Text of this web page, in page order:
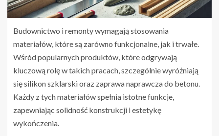
Budownictwo i remonty wymagają stosowania
materiałów, które są zarówno funkcjonalne, jak i trwałe.
Wśród popularnych produktów, które odgrywają
kluczową rolę w takich pracach, szczególnie wyróżniają
się silikon szklarski oraz zaprawa naprawcza do betonu.
Każdy z tych materiałów spełnia istotne funkcje,
zapewniając solidność konstrukcji i estetykę
wykończenia.